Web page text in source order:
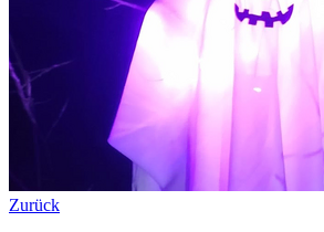
Zurück